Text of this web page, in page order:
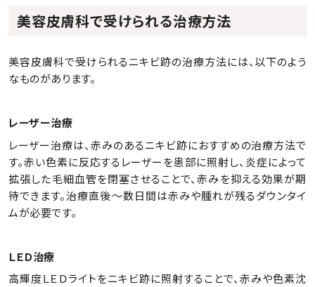
美容皮膚科で受けられる治療方法
美容皮膚科で受けられるニキビ跡の治療方法には、以下のよう
なものがあります。
レーザー治療
レーザー治療は、赤みのあるニキビ跡におすすめの治療方法で
す。赤い色素に反応するレーザーを患部に照射し、炎症によって
拡張した毛細血管を閉塞させることで、赤みを抑える効果が期
待できます。治療直後～数日間は赤みや腫れが残るダウンタイ
ムが必要です。
ＬＥＤ治療
高輝度ＬＥＤライトをニキビ跡に照射することで、赤みや色素沈